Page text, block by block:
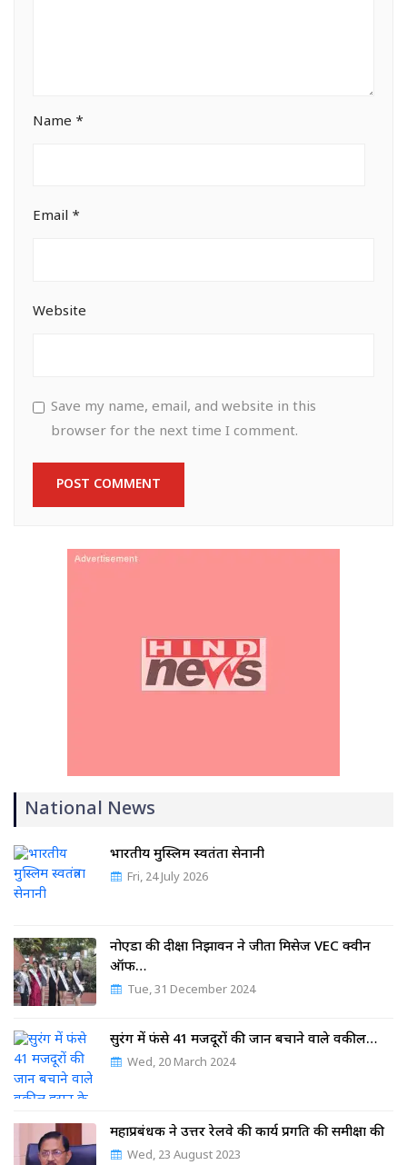
Name *
Email *
Website
Save my name, email, and website in this
browser for the next time I comment.
National News
भारतीय मुस्लिम स्वतंत्रता सेनानी
Fri, 24 July 2026
नोएडा की दीक्षा निझावन ने जीता मिसेज VEC क्वीन
ऑफ…
Tue, 31 December 2024
सुरंग में फंसे 41 मजदूरों की जान बचाने वाले वकील…
Wed, 20 March 2024
महाप्रबंधक ने उत्तर रेलवे की कार्य प्रगति की समीक्षा की
Wed, 23 August 2023